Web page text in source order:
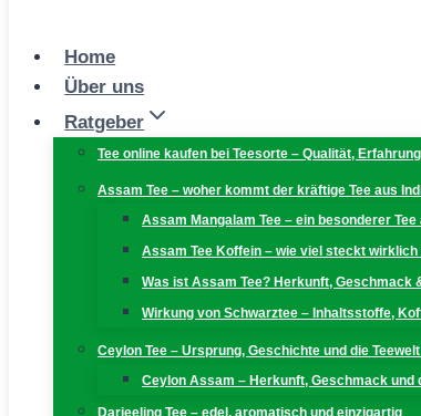
Home
Über uns
Ratgeber
Tee online kaufen bei Teesorte – Qualität,
Assam Tee – woher kommt der kräftige Tee aus
Assam Mangalam Tee – ein besonderer
Assam Tee Koffein – wie viel steckt wirklich
Was ist Assam Tee? Herkunft, Geschmack
Wirkung von Schwarztee – Inhaltsstoffe,
Ceylon Tee – Ursprung, Geschichte und die
Ceylon Assam – Herkunft, Geschmack
Darjeeling Tee – edel, aromatisch und einzigartig